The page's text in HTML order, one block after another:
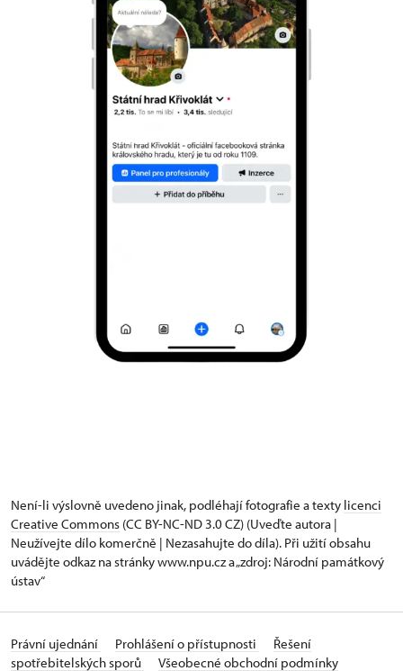
Není-li výslovně uvedeno jinak, podléhají fotografie a texty licenci
Creative Commons (CC BY-NC-ND 3.0 CZ) (Uveďte autora |
Neužívejte dílo komerčně | Nezasahujte do díla). Při užití obsahu
uvádějte odkaz na stránky www.npu.cz a „zdroj: Národní památkový
ústav“
Právní ujednání Prohlášení o přístupnosti
Řešení
spotřebitelských sporů
Všeobecné obchodní podmínky